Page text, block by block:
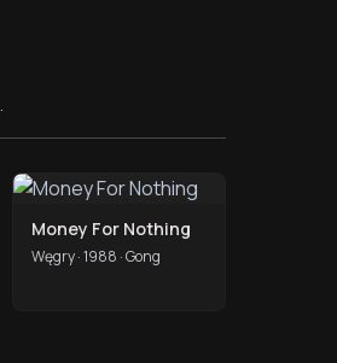
Money For Nothing
Węgry · 1988 · Gong